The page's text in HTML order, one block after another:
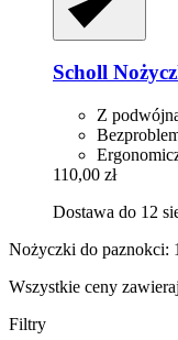
Scholl
Z
110,00 zł
Dostawa do 12
Nożyczki do paznokci:
Wszystkie ceny
Filtry